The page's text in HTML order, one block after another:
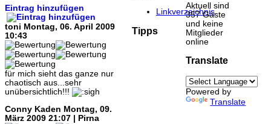
Eintrag hinzufügen
toni Montag, 06. April 2009
10:43
für mich sieht das ganze nur
chaotisch aus...sehr
unübersichtlich!!!
Conny Kaden Montag, 09.
März 2009 21:07 | Pirna
Linkverzeichnis
Tipps
Aktuell sind
357 Gäste
und keine
Mitglieder
online
Translate
Powered by
Translate